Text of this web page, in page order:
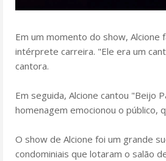
Em um momento do show, Alcione
intérprete carreira. "Ele era um
cantora.
Em seguida, Alcione cantou "Beijo
homenagem emocionou o público,
O show de Alcione foi um grande
condominiais que lotaram o salão